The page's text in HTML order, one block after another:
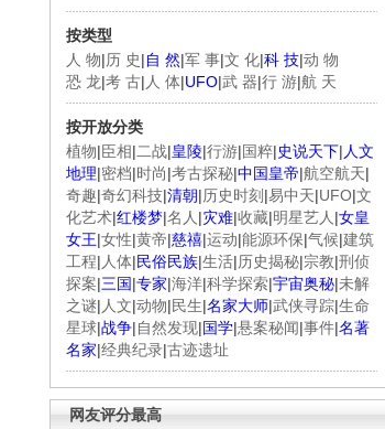
按类型
人 物|历 史|自 然|军 事|文 化|科 技|动 物
恐 龙|考 古| 人 体|UFO|武 器|行 游|航 天
按开放分类
植物|臣相|二战|皇陵|行游|国粹|史说天下| 人文
地理|密档|时尚|考古探秘|中国皇帝|航空航天|
奇趣|奇幻科技|清朝|历史时刻 |易中天|UFO|文
化艺术|红楼梦|名人 |灾难|收藏|明星艺人 |女皇
女王|女性|黄帝|慈禧|运动|能源环保|气候|建筑
工程| 人体|民俗民族|生活|历史揭秘|宗教|刑侦
探案|三国|专家|海洋|科学探索|宇宙奥秘|未解
之谜| 人文|动物|民生|名家大师|武侠寻踪|生命
星球|战争|自然发现|国学|悬案秘闻|事件|名著
名家|经典纪录|古迹遗址
网友评分最高